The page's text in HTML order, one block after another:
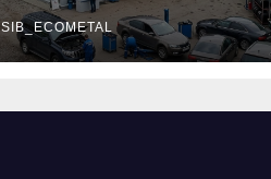
описание услуг и
режим работы
SIB_ECOMETAL